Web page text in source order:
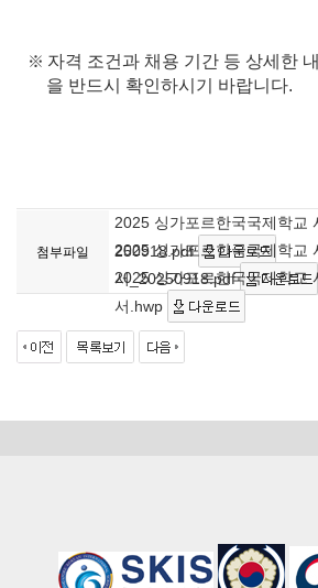
※ 자격 조건과 채용 기간 등 상세한
을 반드시 확인하시기 바랍니다.
첨부파일
2025 싱가포르한국국제학교
250918.pdf
2025 싱가포르한국국제학교
서_20250918.pdf
2025 싱가포르한국국제학교
서.hwp